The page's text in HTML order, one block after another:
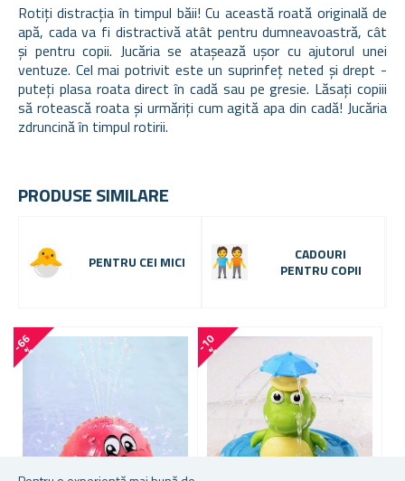
Rotiți distracția în timpul băii! Cu această roată originală de
apă, cada va fi distractivă atât pentru dumneavoastră, cât
și pentru copii. Jucăria se atașează ușor cu ajutorul unei
ventuze. Cel mai potrivit este un suprinfeț neted și drept -
puteți plasa roata direct în cadă sau pe gresie. Lăsați copiii
să rotească roata și urmăriți cum agită apa din cadă! Jucăria
zdruncină în timpul rotirii.
PRODUSE SIMILARE
PENTRU CEI MICI
CADOURI
PENTRU COPII
-
6
6
% -
1
0
%